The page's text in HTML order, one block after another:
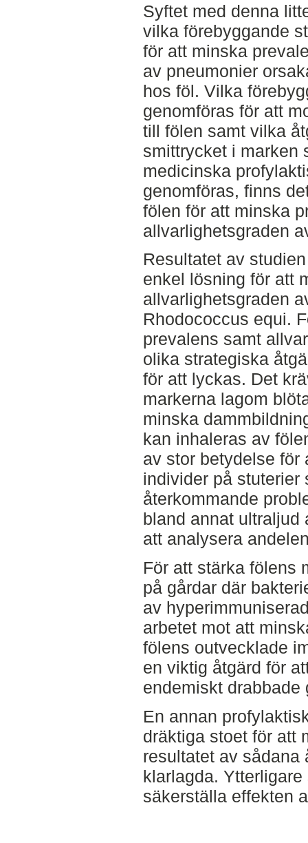
Syftet med denna
vilka förebyggande
för att minska
av pneumonier
hos föl. Vilka
genomföras för att
till fölen samt vilka
smittrycket i marken
medicinska
genomföras, finns
fölen för att minska
allvarlighetsgraden
Resultatet av
enkel lösning för att
allvarlighetsgraden
Rhodococcus equi.
prevalens samt
olika strategiska
för att lyckas. Det
markerna lagom
minska
kan inhaleras av
av stor betydelse för
individer på stuterier
återkommande
bland annat ultraljud
att analysera
För att stärka fölens
på gårdar där
av
arbetet mot att
fölens outvecklade
en viktig åtgärd för
endemiskt drabbade
En annan
dräktiga stoet för att
resultatet av sådana
klarlagda.
säkerställa effekten